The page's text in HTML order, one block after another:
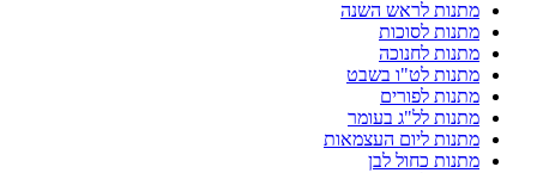
מתנות לראש השנה
מתנות לסוכות
מתנות לחנוכה
מתנות לט"ו בשבט
מתנות לפורים
מתנות לל"ג בעומר
מתנות ליום העצמאות
מתנות כחול לבן